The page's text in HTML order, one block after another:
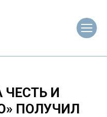
ЧЕСТЬ И
ПОЛУЧИЛ